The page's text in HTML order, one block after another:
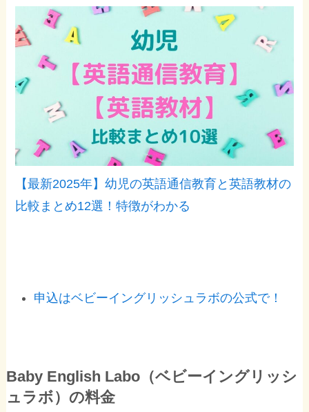
【最新2025年】幼児の英語通信教育と英語教材の
比較まとめ12選！特徴がわかる
申込はベビーイングリッシュラボの公式で！
Baby English Labo（ベビーイングリッシ
ュラボ）の料金